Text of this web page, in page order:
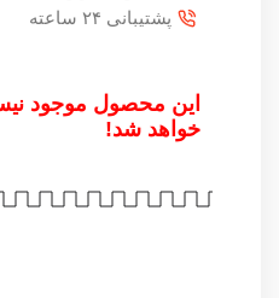
پشتیبانی ۲۴ ساعته
این محصول موجود
خواهد شد!